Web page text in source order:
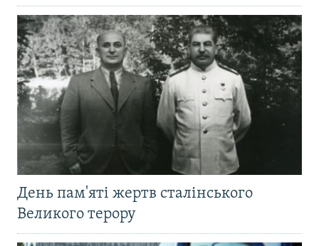
День пам'яті жертв сталінського
Великого терору